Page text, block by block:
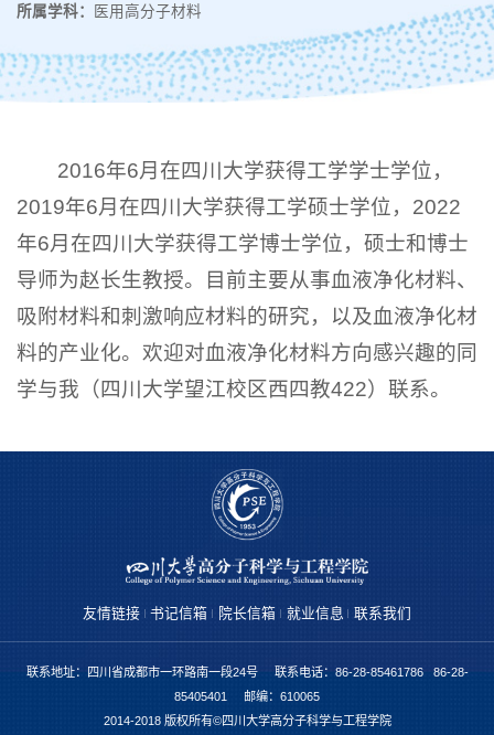
所属学科： 医用高分子材料
2016年6月在四川大学获得工学学士学位，
2019年6月在四川大学获得工学硕士学位，2022
年6月在四川大学获得工学博士学位，硕士和博士
导师为赵长生教授。目前主要从事血液净化材料、
吸附材料和刺激响应材料的研究，以及血液净化材
料的产业化。欢迎对血液净化材料方向感兴趣的同
学与我（四川大学望江校区西四教422）联系。
友情链接 书记信箱 院长信箱 就业信息 联系我们
联系地址：四川省成都市一环路南一段24号 联系电话：86-28-85461786 86-28-
85405401 邮编：610065
2014-2018 版权所有©四川大学高分子科学与工程学院